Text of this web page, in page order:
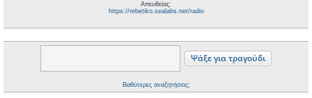
Απευθείας:
https://rebetiko.sealabs.net/radio
Βαθύτερες αναζητήσεις;